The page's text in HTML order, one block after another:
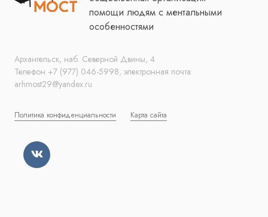
помощи людям с ментальными
особенностями
Архангельск, наб. Северной Двины, 4
Телефон +7 (977) 046-5998, электронная почта:
arhmost29@yandex.ru
Политика конфиденциальности Карта сайта